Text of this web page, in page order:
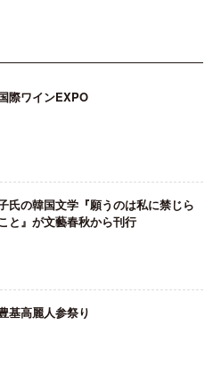
際ワインEXPO
氏の韓国文学『願うのは私に禁じら
と』が文藝春秋から刊行
基高麗人参祭り